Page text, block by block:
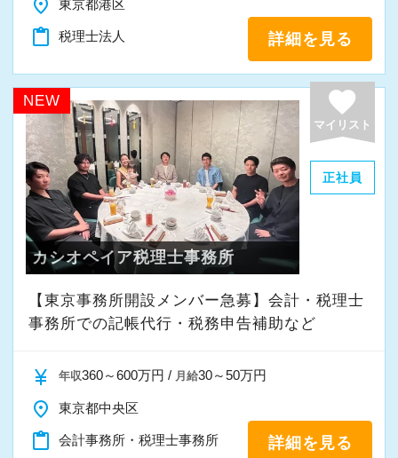
ください。
私もお客様から「電話対応が良い」とお褒めの
接客業で培った“笑声”のスキルが思わぬところで
役に立ったようです。
チャレンジしたい思いを応援してくれる勢いの
ある会社で一緒に成長しましょう！
若くて勤勉な先輩が多いので、「私も頑張ろ
う」という気持ちに自然になれます。
「未経験だし」「入社したばかりだし」となか
なか手を挙げられなくても、上長がフォローし
て「やってみて！」と任せてくれますから、安
供する真の「税務プロフェッショナル」として
の道を私たちと一緒に歩んでみませんか？
【現在のスタッフの6割が業界未経験者！異業種
からの転職も大歓迎！専門用語を一から教えま
す】
当社で活躍する未経験者は6割を占めているの
で、育成には多くの実績と自信があります。
安心してこの業界に飛び込んできてください！
入社後はOJTとOFF-JTを並行してマンツーマン
で指導します。
まったくの未経験者であれば、税務や会計に関
客様対応についてはOJTで実践的に研修を実
施。
社内のロープレでお客様対応の練習ができるの
で、より堅実にステップアップすることができ
place 東京都港区
content_paste 税理士法人 詳細を見る
NEW favorite
マイリスト
正社員
カシオペイア税理士事務所
【東京事務所開設メンバー急募】会計・税理士
事務所での記帳代行・税務申告補助など
currency_yen 年収360～600万円 / 月給30～50万円
place 東京都中央区
content_paste 会計事務所・税理士事務所 詳細を見る